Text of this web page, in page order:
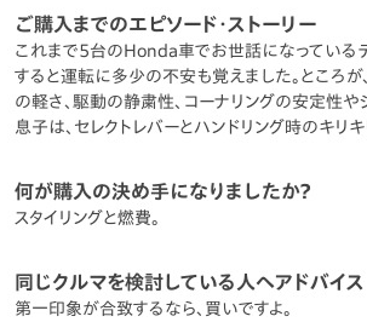
ご購入までのエピソード・ストーリー
これまで5台のHonda車でお世話になっているデ
すると運転に多少の不安も覚えました。ところ
の軽さ、駆動の静粛性、コーナリングの安定性や
息子は、セレクトレバーとハンドリング時のキリ
何が購入の決め手になりましたか？
スタイリングと燃費。
同じクルマを検討している人へアドバイス
第一印象が合致するなら、買いですよ。